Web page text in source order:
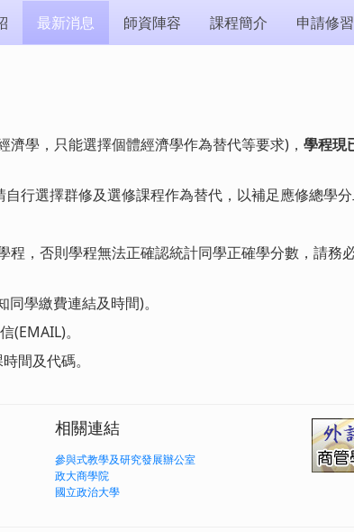
最新消息 師資陣容 課程簡介 申請修習
濟學，只能選擇個體經濟學作為替代等要求)， 學程現
行選擇群修及選修課程作為替代，以補足應修總學分
，否則學程無法正確認統計同學正確學分數，請務必
學繳費連結及時間)。
。
間及代碼。
相關連結
參與式教學及研究發展辦公室
政大商學院
國立政治大學